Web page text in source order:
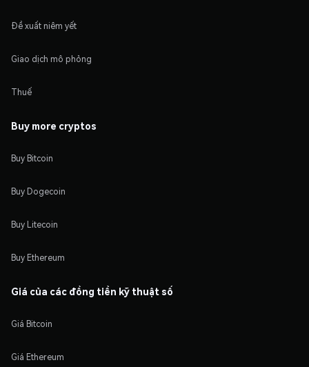
Đề xuất niêm yết
Giao dịch mô phỏng
Thuế
Buy more cryptos
Buy Bitcoin
Buy Dogecoin
Buy Litecoin
Buy Ethereum
Giá của các đồng tiền kỹ thuật số
Giá Bitcoin
Giá Ethereum